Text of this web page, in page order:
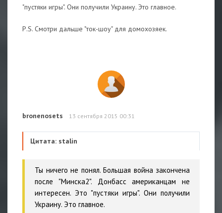
"пустяки игры". Они получили Украину. Это главное.
Р.S. Смотри дальше "ток-шоу" для домохозяек.
bronenosets 13 сентября 2015 00:31
Цитата: stalin
Ты ничего не понял. Большая война закончена
после "Минска2". Донбасс американцам не
интересен. Это "пустяки игры". Они получили
Украину. Это главное.